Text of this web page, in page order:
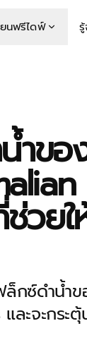
นฟรีไดฟ์
ำข
วย
ล็กซ์ดำน้
ละจะกระ